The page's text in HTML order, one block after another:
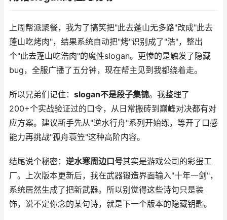
上周帮派聚餐，我为了搞笑把"此去蓬山无多路"改成"此去
蓬山吃烤肉"，结果系统自动把"烤"识别成了"浩"，整出
个"此去蓬山吃浩肉"的魔性slogan。更惨的是触发了隐藏
bug，全服广播了五分钟，现在帮主见到我都绕着走。
所以兄弟们记住： slogan不是段子集锦。我整理了
200+个实战验证过的口令，从日常搬砖到巅峰对决都有对
应方案。建议新手先从"逆水行舟"系列开始练，等开了口感
能力再挑战"孤舟蓑笠"这种高阶内容。
结尾说个秘密： 逆水寒周边口号其实是游戏公司的彩蛋工
厂。上次版本更新后，我在武器锻造界面输入"十年一剑"，
系统居然生成了把新武器。所以别觉得这些诗句只是装
饰，说不定你念的某句诗，就是下一个版本的隐藏钥匙。